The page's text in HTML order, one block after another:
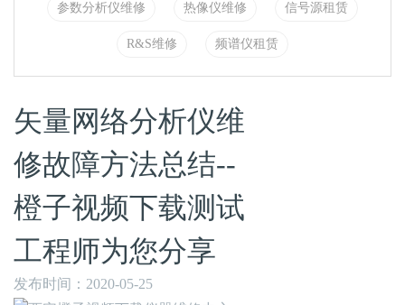
参数分析仪维修 热像仪维修 信号源租赁
R&S维修 频谱仪租赁
矢量网络分析仪维
修故障方法总结--
橙子视频下载测试
工程师为您分享
发布时间：2020-05-25